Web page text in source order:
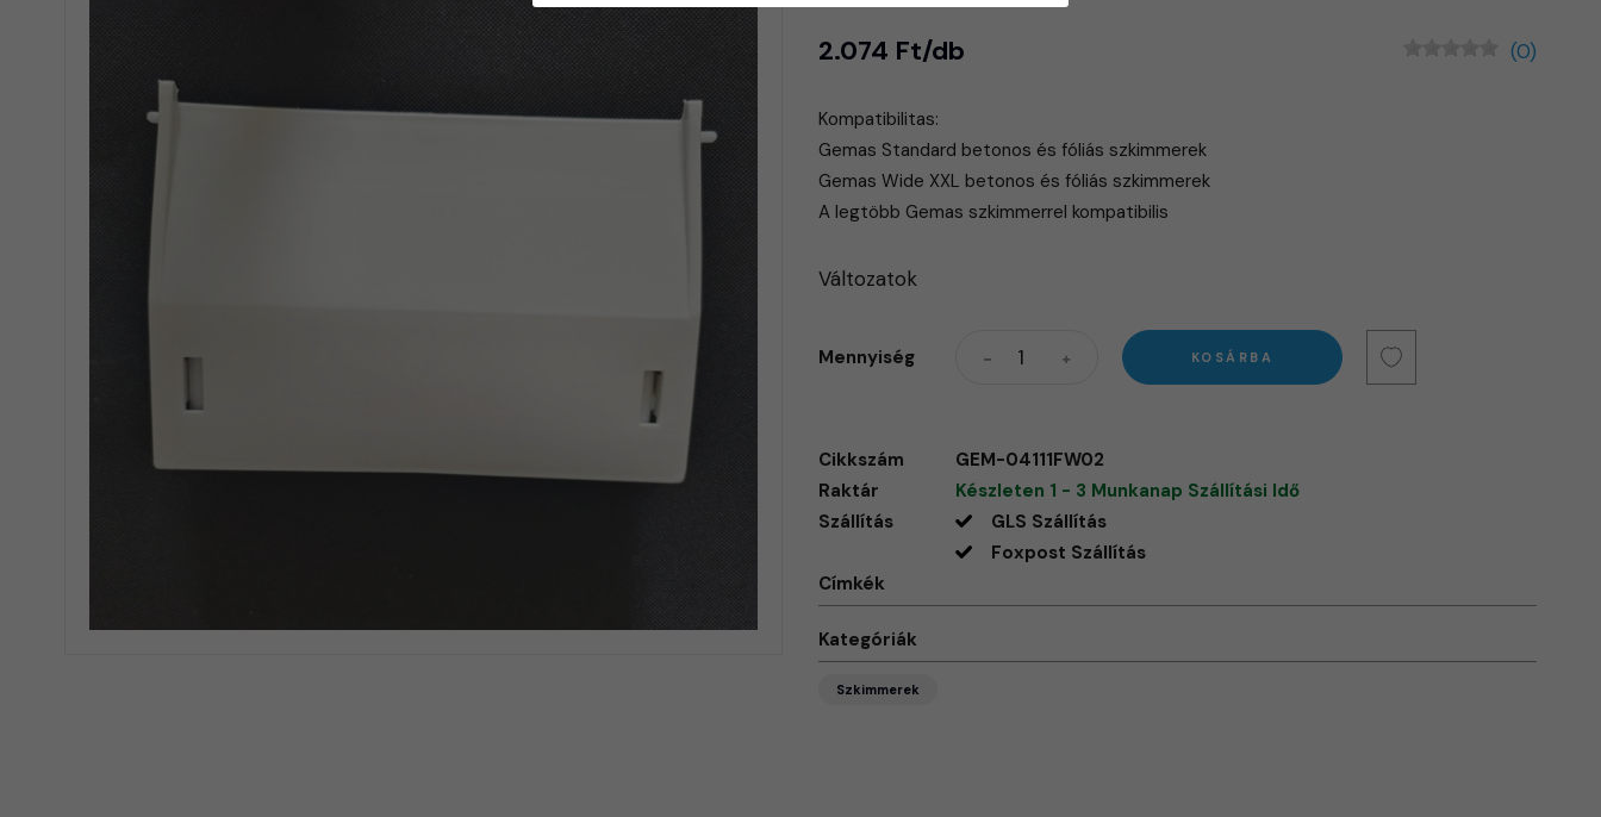
2.074 Ft/db (0)
Kompatibilitas:
Gemas Standard betonos és fóliás szkimmerek
Gemas Wide XXL betonos és fóliás szkimmerek
A legtöbb Gemas szkimmerrel kompatibilis
Változatok
Mennyiség KOSÁRBA
Cikkszám
GEM-04111FW02
Raktár
Készleten 1 - 3 Munkanap Szállítási Idő
Szállítás
GLS Szállítás
Foxpost Szállítás
Címkék
Kategóriák
Szkimmerek